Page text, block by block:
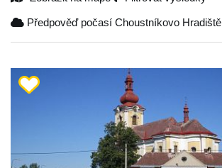
Předpověď počasí Choustníkovo Hradiště